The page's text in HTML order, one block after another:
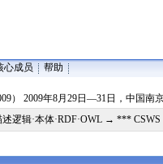
心成员 帮助
） 2009年8月29日—31日，中国南
逻辑·本体·RDF·OWL → *** CSWS